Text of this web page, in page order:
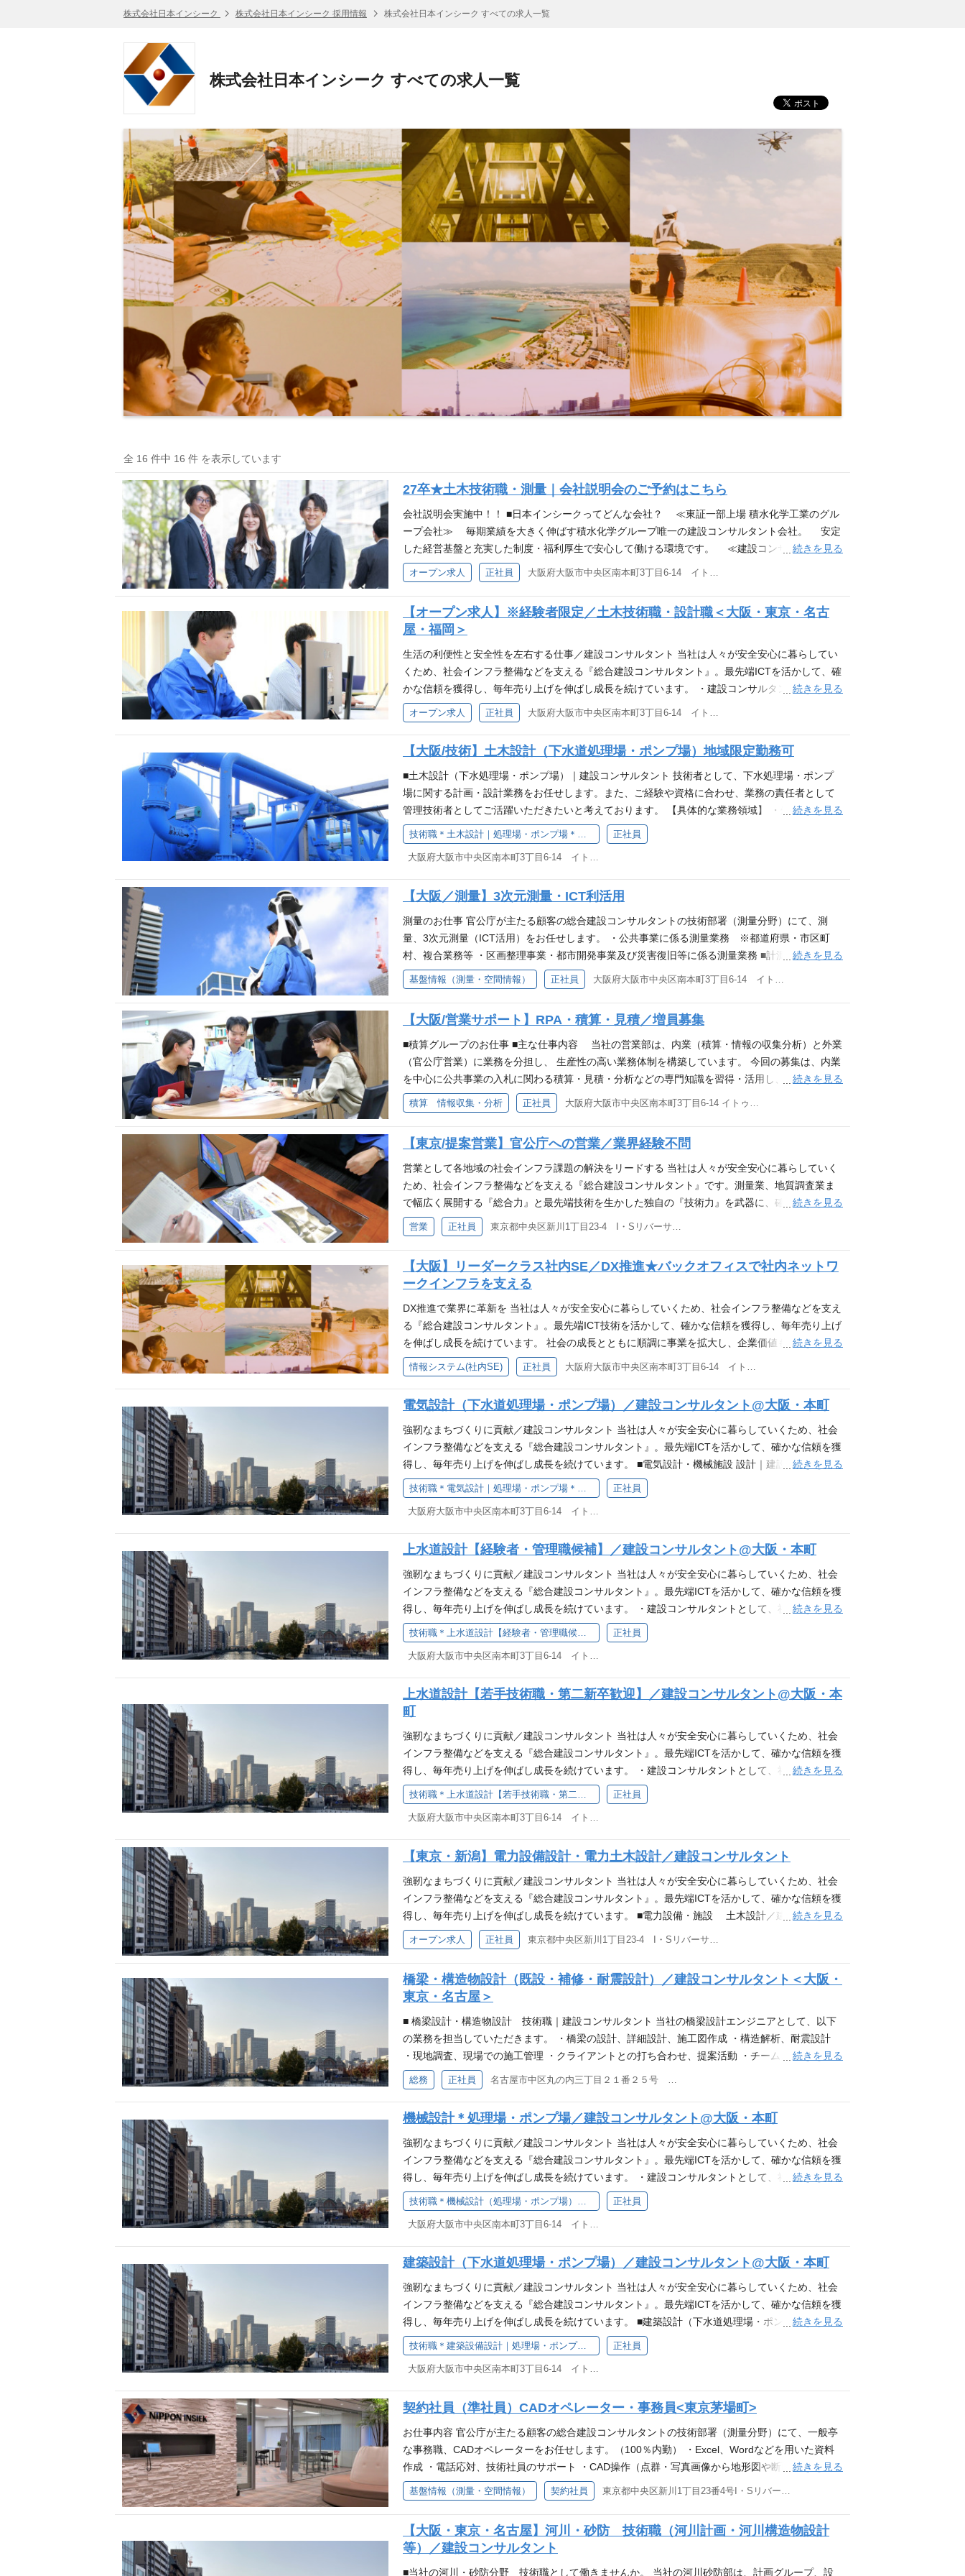
株式会社日本インシーク 株式会社日本インシーク 採用情報 株式会社日本インシーク すべての求人一覧
株式会社日本インシーク すべての求人一覧
全 16 件中 16 件 を表示しています
27卒★土木技術職・測量｜会社説明会のご予約はこちら
会社説明会実施中！！ ■日本インシークってどんな会社？ ≪東証一部上場 積水化学工業のグル
ープ会社≫ 毎期業績を大きく伸ばす積水化学グループ唯一の建設コンサルタント会社。 安定
した経営基盤と充実した制度・福利厚生で安心して働ける環境です。 ≪建設コンサルタント×I
CT（DX・AI）≫ 建設コンサルタント（計画・調査・設計・維持管理）の知見と、 最新ICT
を活用した空間情報技術を融合させることで、独自性を確立。 高精度な3次元測量データを設
計や維持管理に直結させ、効率化・高度化を実現しています。 ≪登録部門数17部門（21部門
中）≫ 幅広い分野に対応できる総合力は業界でも高水準。 多様なプロジェクトに挑戦・成長
できる環境があります。 ■現在積極募集中の分野 まちづくり、水インフラ（上下水道）、防災
（河川砂防・地質地盤・電力土木）、空間情報 ■会社説明会日程＜全日程オンライン説明会＞
3/10(火)10:30～12:00 3/13(金)16:00～17:30 3/17(火)16:00～17:30 3/19(木)16:00～17:30
3/23(月)16:00～17:30 3/25(水)10:30～12:00 3/30(月)16:00～17:30 ■採用中のエリア ・
東京 ・大阪 ■企業理念 Mission（ミッション｜企業の存在意義） 行き交う人びとの笑顔
のために Vision（ ビジョン｜目指す未来像） ・お客様を笑顔にする ・社員とその
家族を笑顔にする ・社会全体を笑顔にする 「仕事の成果で、どのように関わる人々を笑顔
にするか」 社員1人1人が日々考え、日常生活に必要不可欠なインフラを支えています。 高度
で幅広い事業展開を行い、変革するニーズに応える弊社で、社会の課題解決に向けて 一緒に働
きませんか？皆さまにお会いできることを楽しみにしています！ マイナビ2027 マイナビからご
応募の方はこちら
続きを見る
オープン求人 正社員
【オープン求人】※経験者限定／土木技術職・設計職＜大阪・東京・名古
屋・福岡＞
生活の利便性と安全性を左右する仕事／建設コンサルタント 当社は人々が安全安心に暮らしてい
くため、社会インフラ整備などを支える『総合建設コンサルタント』。最先端ICTを活かして、確
かな信頼を獲得し、毎年売り上げを伸ばし成長を続けています。 ・建設コンサルタントとして、
社会資本整備に携わりたい方 ・これまでの経験を専門分野で活かしたい方 ・これまでの経験を他
の分野で活かしたい方 経験者限定求人 ■土木設計コンサルタント技術者 ■空間情報コンサルタン
持管理などの業務をお任せします。 河川・砂防、港湾、防災環境 ∟河川施設点検調査、港湾施設
設計 ∟河川計画、護岸設計、河川構造物設計、砂防堰堤設計、危険水位設定・浸水想定区域図作
成など 上水道・下水道 ∟上水道における更新計画、計画設計、施設設計、耐震化設計、配管
設計など ∟下水道における計画、官きょ実施設計、ストックマネジメント計画、浸水・地震対策
事業など ∟ポンプ場・下水処理場のプランニング、耐震診断・補強設計、老朽化施設・設備の改
築基本・詳細設計 道路・交通 ∟交通計画、道路設計、電線共同溝設計、自転車道設計、標識
設計、法面設計など まちづくり計画 ∟都市・地域・交通・防災・建築等の計画および公
園・造成設計など 橋梁・構造物／調査・点検 ∟新設橋梁設計、橋梁予備設計、橋梁詳細設
計、耐震補強設計など ∟橋梁点検、補修設計、道路付属物点検(標識、照明柱等)、トンネル点検
基礎調査、ボーリング調査、土質標本・柱状図作成、橋梁基礎調査、解析など 空間情報コンサル
タント ∟計測技術を用いた地理空間情報の取得 ∟計測、計測データの解析・処理・加工とその利
活用 測量 ∟機器を活用した計測（土地の距離、角度、高低差など） ∟3次元測量技術 ※施工管理
職とは異なります。
続きを見る
オープン求人 正社員
【大阪/技術】土木設計（下水道処理場・ポンプ場）地域限定勤務可
■土木設計（下水処理場・ポンプ場）｜建設コンサルタント 技術者として、下水処理場・ポンプ
場に関する計画・設計業務をお任せします。また、ご経験や資格に合わせ、業務の責任者として
管理技術者としてご活躍いただきたいと考えております。 【具体的な業務領域】 ・処理場、ポン
プ場のストックマネジメント計画 ∟良好な施設維持のための、点検・調査、把握と評価による
中長期的な施設状態を予測した、維持管理、性能向上、改修・修繕 ・下水道施設・ポンプ場など
の建築設備設計 ∟下水処理場や汚水ポンプ場、雨水ポンプ場の基本設計、詳細設計、耐震診
断・補強設計等 ★現在頻度の多い業務 ・・・ 耐震診断、耐震補強設計 など ★現在頻度の少な
い業務・・・ 基本設計、ストックマネジメント計画 関連 ★出張頻度 ・・・ お客様打合せ等 2
回／月 程度（全国） 機械・電気設備について、社会ニーズの変化に対応した最適な設備計画、維
持管理計画、性能向上計画などを提案します。 ■その他 ・ご経験に応じて、若手技術者の育成・
指導もお任せします。 ・入社後フォローも充実で安心 ∟入社後3か月、6ヵ月を目途に定期面談
境を提供。
続きを見る
正社員
【大阪／測量】3次元測量・ICT利活用
測量のお仕事 官公庁が主たる顧客の総合建設コンサルタントの技術部署（測量分野）にて、測
量、3次元測量（ICT活用）をお任せします。 ・公共事業に係る測量業務 ※都道府県・市区町
村、複合業務等 ・区画整理事業・都市開発事業及び災害復旧等に係る測量業務 ■計測時に主に活
用するICT機器 ・MMS、LCMS、Imajbox …車を利用した地上での高速移動体計測 ・ステンシ
ル、VLX …人の手での簡易的計測 ・UAV計測 …空中からの計測 ・TLS …地上での固定計測
経験が浅い方でも丁寧に教えます。 ※月数回の出張があります。外出が好きな方、地形に興味の
ある方歓迎。 ※測量機器に興味のある方歓迎。 ※経験者優遇。 雇い入れ後の変更の範囲：会社
が指定する範囲
続きを見る
基盤情報（測量・空間情報） 正社員
【大阪/営業サポート】RPA・積算・見積／増員募集
■積算グループのお仕事 ■主な仕事内容 当社の営業部は、内業（積算・情報の収集分析）と外業
（官公庁営業）に業務を分担し、 生産性の高い業務体制を構築しています。 今回の募集は、内業
を中心に公共事業の入札に関わる積算・見積・分析などの専門知識を習得・活用し、顧客（官公
庁）との繋がりを持つ第一歩目を担うポジションです。 ・官公庁から公表される入札に関する公
募情報収集（RPAを利用） ・発注情報の確認、社内関係部署への情報展開 ・入札参加資料の作成
・社内の入札案件情報の管理 ・情報収集結果に基づいた検証/分析 ・発注者（官公庁）の設計書
を基にした数量の洗い出し、仕様書の洗い出し ・Excelや専用ソフトを使用した積算業務 ★入社
後フォローも充実で安心 ∟入社後3か月、6ヵ月を目途に定期面談を実施。 自由に利用可能
な「なんでも相談室」も設置。”一人で抱えない・悩まない”職場環境を提供。 ▼ 充実した育成環
境 ～若手技術者の育成～ ◎技術本部による定期的な技術関連講習会・研修会、部署横断の若手
勉強会などを実施 ◎社会人・組織人としてスキルアップのために ∟入社後6ヵ月以内の入社者
研修（1day）や階層ごとの階層別研修を実施
続きを見る
積算 情報収集・分析 正社員
【東京/提案営業】官公庁への営業／業界経験不問
営業として各地域の社会インフラ課題の解決をリードする 当社は人々が安全安心に暮らしていく
ため、社会インフラ整備などを支える『総合建設コンサルタント』です。測量業、地質調査業ま
で幅広く展開する『総合力』と最先端技術を生かした独自の『技術力』を武器に、確かな信頼を
獲得することで安定した基盤を作り、成長を続けています。 営業部のお仕事 営業対象：担当エリ
ア内の官公庁（街づくり・社会インフラ整備の担当窓口） 業務内容：■定期訪問先での提案 ■顧
客管理 ■営業企画 ■情報収集■受注業務の管理 ■入札対応 担当エリアを中心に週1～月1のペー
スで定期訪問し、受注に向けた提案をお願いします。 ※入社後は6カ月～1年程のOJT期間があり
ます。様々な分野の経験者が活躍していますので、業界未経験の方もご安心ください。 課題解決
に寄り添うコンサルタント 顧客課題と社会課題、両方の解決につながる最適な提案と、受注後の
プロジェクトの進行を社内・社外でサポートするのが私たちの仕事です。 プロジェクトのスター
ト段階から最後まで携わることができるのも、この仕事の魅力。顧客や社内の技術者とのこまめ
なコミュニケーションを通してプロジェクトを成功に導きます。
続きを見る
営業 正社員
【大阪】リーダークラス社内SE／DX推進★バックオフィスで社内ネットワ
ークインフラを支える
DX推進で業界に革新を 当社は人々が安全安心に暮らしていくため、社会インフラ整備などを支え
る『総合建設コンサルタント』。最先端ICT技術を活かして、確かな信頼を獲得し、毎年売り上げ
を伸ばし成長を続けています。 社会の成長とともに順調に事業を拡大し、企業価値も高まってい
る当社で、IT技術で内部を支える新たな仲間を募集します！ 募集の背景／社内SEのしごと 現在会
社全体でDX推進に取り組み、生産性の向上と業務効率化の仕組みづくりを進めています。 それに
人材が必要です。キャリアアップや職種チェンジを当社で叶えませんか。 社内SE担当としてDX
推進に伴う情報化戦略の企画・推進、社内ITインフラ・業務システムの運用管理、ヘルプデスク
業務をお任せします。 ・社内システム（サーバ、ネットワーク、他）の整備や企画 ・社内システ
ム導入に伴う社内調整とベンダーコントロール ・ソフトウェアのライセンス管理 ・情報セキュリ
ティ教育 ・情報資産の調達と管理 ※上記の業務内容は情報システム部内で担当する業務の例で
す。 ご経験やスキルに応じて得意分野からご担当いただき、少しずつマルチにご活躍いただき
ます 「ありがとう」の声がやりがいに繋がる 当社は全社的にDX推進に取り組み、積極的なIT投
資により業務システムの構築・導入・内製化、クラウドサービス等のITの利活用による業務効率
化の仕組み作りを進めています。 情報化戦略の立案から、ITによる業務支援・システム構築、社
内ITインフラの整備、ベンダーコントロールまで、幅広く担当しながらスキルアップができま
す。 社内の業務改善やコスト削減などに影響を与えるITシステムの構築・運用に至るまでは、
様々な困難があることも・・・ しかしながら、導入・運用後の社員から「使いやすくなったよ、
会社の経営状態に大きく影響を与えることがあるため、いろいろな角度からやりがいを感じるこ
とができます。 日頃は社員の困りごとの解決など、小さな業務もありますが、その一つひとつも
続きを見る
情報システム(社内SE) 正社員
電気設計（下水道処理場・ポンプ場）／建設コンサルタント@大阪・本町
強靭なまちづくりに貢献／建設コンサルタント 当社は人々が安全安心に暮らしていくため、社会
インフラ整備などを支える『総合建設コンサルタント』。最先端ICTを活かして、確かな信頼を獲
得し、毎年売り上げを伸ばし成長を続けています。 ■電気設計・機械施設 設計｜建設コンサルタ
ント 下水道処理場・ポンプ場設計のうち電気や機械設備に関連する技術者としてコンサルティン
グ業務をお任せします。 技術士を保有の場合は、業務の責任者として管理技術者をお任せしま
す。 【主な領域】 ●下水道、工業用水道、上水道施設等のプラント電気設計 ・上水道施設 ∟浄
水場や送水・配水ポンプ場の詳細設計、診断、基本設計等 ・下水道施設 ∟下水処理場や汚水ポ
ンプ場、雨水ポンプ場の詳細設計、診断、基本設計等 ・処理場、ポンプ場のストックマネジメン
ト計画 ∟良好な施設維持のための、点検・調査、把握と評価による中長期的な施設状態を予測
した、維持管理、性能向上、改修・修繕 ・受変電設備、監視制御設備の計画・設計 ★現在頻度の
多い業務 ・・・ 詳細設計、ストックマネジメント計画等 ★現在頻度の少ない業務・・・ 基本
て、社会ニーズの変化に対応した最適な設備計画、維持管理計画、性能向上計画などを提案しま
す。 ■その他 ・ご経験に応じて、若手技術者の育成・指導もお任せします。 ・入社後フォローも
相談室」も設置。”一人で抱えない・悩まない”職場環境を提供。 ▼ 充実した育成環境 ～若手技
術者の育成～ ◎技術力アップのために ∟部内でのOJT教育（3年程度）に加え、技術本部によ
スキルアップのために ∟入社後6ヵ月以内の入社者研修（1day）や階層ごとの階層別研修を実
施
続きを見る
正社員
上水道設計【経験者・管理職候補】／建設コンサルタント@大阪・本町
強靭なまちづくりに貢献／建設コンサルタント 当社は人々が安全安心に暮らしていくため、社会
インフラ整備などを支える『総合建設コンサルタント』。最先端ICTを活かして、確かな信頼を獲
得し、毎年売り上げを伸ばし成長を続けています。 ・建設コンサルタントとして、社会資本整備
に携わりたい方 ・これまでの経験を専門分野で活かしたい方 ・これまでの経験を他の分野で活か
したい方 ■上水道設計＊経験者・管理職候補｜建設コンサルタント 主に上水道に関する調査、計
画、設計全般の業務をお任せします。 弊社の上水道分野における、主なお客様は二次官庁および
三次官庁です。 部署をリードする業務責任者として、お客様とのお打合せから設計補助、 協力会
社の調整等の指示や、成果品納品までの業務をお任せします。 【主な業務領域】 水道施設の建
設、維持管理と改築・更新、水道施設の健全化に向けて、主に調査、計画、設計業務を行いま
す。 詳細設計 ※受注強化中 ・配管設計（小口径・中大口径）、推進設計 ∟各種水道施設や
貯水池・ダム、導水管、浄水場、送水管、配水管など ∟既存施設の耐震化、改築設計 ∟浄水
場の工程管理（急速濾過＋高度処理技術、膜処理技術等） 計画設計 ・基本設計、基本計画業務、
（PI）による経営評価、経営戦略見直し業務 ★出張頻度 ・・・ お客様打合せとして2～6回／月
（全国 ※受注により変動あり） まずは、業務責任者として受注案件に合わせて業務をお任せし
経験に応じて若手技術職の育成・指導もお任せします。 ＊＊やりがい＊＊ - 地域の水の安全性と
を向上させる設計に挑戦することができます。 - 自分の設計が地域社会に貢献し、水の安全性を
高めることで、大きな達成感を得ることができます。 - チームメンバーやクライアントとの協力
により、プロジェクトの成功に貢献することで、尊敬と信頼を得ることができます。
続きを見る
正社員
上水道設計【若手技術職・第二新卒歓迎】／建設コンサルタント@大阪・本
町
強靭なまちづくりに貢献／建設コンサルタント 当社は人々が安全安心に暮らしていくため、社会
インフラ整備などを支える『総合建設コンサルタント』。最先端ICTを活かして、確かな信頼を獲
得し、毎年売り上げを伸ばし成長を続けています。 ・建設コンサルタントとして、社会資本整備
に携わりたい方 ・これまでの経験を専門分野で活かしたい方 ・これまでの経験を他の分野で活か
したい方 ■上水道設計＊若手技術者・第二新卒｜建設コンサルタント 主に上水道に関する調査、
計画、設計全般の業務をお任せします。 弊社の上水道分野における、主なお客様は二次官庁およ
び三次官庁です。 次世代を担う若手技術者として、先輩社員や技師長から育成指導を受け コツコ
ツとレベルアップが可能です！ 【主な業務領域】 水道施設の建設、維持管理と改築・更新、水道
施設の健全化に向けて、主に調査、計画、設計業務を行います。まずは、チームのメンバーとし
てご経験や能力に合わせて業務をお任せするのでご安心ください。 ▼日本インシークの主な上水
道分野 詳細設計 ※受注強化中 ・配管設計（小口径・中大口径）、推進設計 ∟各種水道施設
水場の工程管理（急速濾過＋高度処理技術、膜処理技術等） 計画設計 ・基本設計、基本計画業
標（PI）による経営評価、経営戦略見直し業務 ★出張頻度 ・・・ お客様打合せとして1～6回／
月（全国 ※受注により変動あり） ▼ 充実した育成環境 ◎技術力アップのために ∟部内での
勉強会などを実施 ◎社会人・組織人としてスキルアップのために ∟入社後6ヵ月以内の入社者
研修（1day）や階層ごとの階層別研修を実施 ◎入社後フォローも充実で安心 ∟入社後3か月、
6ヵ月を目途に定期面談を実施。 自由に利用可能な「なんでも相談室」も設置。”一人で抱え
ない・悩まない”職場環境を提供。
続きを見る
正社員
【東京・新潟】電力設備設計・電力土木設計／建設コンサルタント
強靭なまちづくりに貢献／建設コンサルタント 当社は人々が安全安心に暮らしていくため、社会
インフラ整備などを支える『総合建設コンサルタント』。最先端ICTを活かして、確かな信頼を獲
得し、毎年売り上げを伸ばし成長を続けています。 ■電力設備・施設 土木設計／建設コンサル
タント 電力設備のうち、構造計算関連を主体とする技術者として、建設コンサルタント業務をお
任せします。技術士を保有の場合は、業務の責任者として管理技術者をお任せします。 ●こんな
人を歓迎します 構造計算 ボックスカルバートや橋台などの専用プログラムを使用せず、ご自身
で構造モデル作成の経験または技量を有する人。 ●こんな人も活躍できます 当部では設計委託業
務に現場調査が含まれる場合が多く、 専任監視員（災害防止責任者）を常駐させる必要があり、
その業務に従事できる人。 現地調査前：調査安全計画書の作成または補助、発注者との事前安全
会議の参加 現地調査時：発注者・調査業者との連絡調整、現地安全管理（TBMの実施） 現地調査
後：現地調査写真の整理 等 ★出張頻度 ・・・ 年平均 1回／月 程度（全国）※現地踏査
および顧客打合せ等 ■その他 ・新卒、第二新卒歓迎 ・ご経験に応じて、若手技術者の育成・指導
もお任せします。 ・入社後、電力設備に関する講習会を3階程度実施します。
続きを見る
オープン求人 正社員
橋梁・構造物設計（既設・補修・耐震設計）／建設コンサルタント＜大阪・
東京・名古屋＞
■ 橋梁設計・構造物設計 技術職｜建設コンサルタント 当社の橋梁設計エンジニアとして、以下
の業務を担当していただきます。 ・橋梁の設計、詳細設計、施工図作成 ・構造解析、耐震設計
・現地調査、現場での施工管理 ・クライアントとの打ち合わせ、提案活動 ・チームと連携し、プ
ロジェクトの進捗を管理します。 ・技術的な観点から解決策を見出し、提案します。 ・設計に関
する文書や報告書の作成 ・最新の技術や規制に関する知識を継続的に学習し、業務に活かしま
の設計を通し、 社会インフラを支える重要な役割を担います。 ■技術的挑戦 橋梁・構造物設
計において、地形、材料、コスト、安全性、耐久性など、これらの要素を バランス良く考慮し
ながら最適な設計を行い、技術的な挑戦ができます。 ■チームワーク 一つの橋を設計し、建設
するためには、様々な関係者が協力が必要です。 仲間やクライアントと共に共同業務の中で成
長することができます。 ＊＊日本インシークならではの最先端ICTの利活用＊＊ - 最新のICT（情
報通信技術）を活用し、設計プロセスを効率化に取り組んでいます！ - BIM（Building Information
Modeling）やCADソフトウェアを駆使して、設計や解析を実施！ ▼若手もベテランも入社後安心
して働きつづけられる環境 ◎入社後フォローも充実で安心 ∟入社後3か月、6ヵ月を目途に定期
面談を実施。 自由に利用可能な「なんでも相談室」も設置。”一人で抱えない・悩まない”職
場環境を提供。
続きを見る
総務 正社員
機械設計＊処理場・ポンプ場／建設コンサルタント@大阪・本町
強靭なまちづくりに貢献／建設コンサルタント 当社は人々が安全安心に暮らしていくため、社会
インフラ整備などを支える『総合建設コンサルタント』。最先端ICTを活かして、確かな信頼を獲
得し、毎年売り上げを伸ばし成長を続けています。 ・建設コンサルタントとして、社会資本整備
に携わりたい方 ・これまでの経験を専門分野で活かしたい方 ・これまでの経験を他の分野で活か
したい方 ■機械設計（処理場・ポンプ場）｜建設コンサルタント 下水道処理場・ポンプ場のう
ち、主に機械に関連するコンサルティング業務をお任せします。 技術士を保有の場合は、業務の
責任者として管理技術者をお任せします。 【主な領域】 ・下水道処理場・ポンプ場など ∟下
水処理場や汚水ポンプ場、雨水ポンプ場の基本設計、詳細設計、診断 ・処理場、ポンプ場のスト
ックマネジメント計画 ∟良好な施設維持のための、点検・調査、把握と評価による中長期的な
施設状態を予測した、維持管理、改修・修繕 ★頻度が多い業務 ・・・ 詳細設計、ストックマネ
ジメント計画 など ★頻度が低い業務 ・・・ 基本設計 関連 ★出張頻度 ・・・ お客様打合
計画、維持管理計画、性能向上計画などを提案します。 ■その他 ・ご経験に応じて、若手技術者
の育成・指導もお任せします。 ・入社後フォローも充実で安心 ∟入社後3か月、6ヵ月を目途に
い”職場環境を提供。
続きを見る
正社員
建築設計（下水道処理場・ポンプ場）／建設コンサルタント@大阪・本町
強靭なまちづくりに貢献／建設コンサルタント 当社は人々が安全安心に暮らしていくため、社会
インフラ整備などを支える『総合建設コンサルタント』。最先端ICTを活かして、確かな信頼を獲
得し、毎年売り上げを伸ばし成長を続けています。 ■建築設計（下水道処理場・ポンプ場）｜建
設コンサルタント 下水道処理場・ポンプ場設計のうち、主に建築設備設計に関連する技術者とし
てコンサルティング業務をお任せします。 ご経験に応じて、若手技術者の指導や管理もお任せし
ます。 【主な領域】 ・下水道施設・ポンプ場など ∟下水処理場や汚水ポンプ場、雨水ポンプ
場の基本設計、詳細設計、耐震診断・補強設計等 ・処理場、ポンプ場のストックマネジメント計
画 ∟良好な施設維持のための、点検・調査、把握と評価による中長期的な施設状態を予測し
た、維持管理、性能向上、改修・修繕 ★現在頻度の多い業務 ・・・ 耐震診断、耐震補強設計
など ★現在頻度の少ない業務・・・ 基本設計、ストックマネジメント計画 関連 ★出張頻
度 ・・・ お客様打合せ等 2～6回／月 程度（全国） 機械・電気設備について、社会ニーズの変
験に応じて、若手技術者の育成・指導もお任せします。 ・入社後フォローも充実で安心 ∟入社
人で抱えない・悩まない”職場環境を提供。
続きを見る
技術職＊建築設備設計｜処理場・ポンプ場＊／建設コンサルタント技術職＜大阪・本町＞ 正社員
契約社員（準社員）CADオペレーター・事務員<東京茅場町>
お仕事内容 官公庁が主たる顧客の総合建設コンサルタントの技術部署（測量分野）にて、一般亭
な事務職、CADオペレーターをお任せします。（100％内勤） ・Excel、Wordなどを用いた資料
作成 ・電話応対、技術社員のサポート ・CAD操作（点群・写真画像から地形図や断面図の作成）
CAD操作は未経験でも構いません。 入社後はまずは、一般的な事務業務から始めていただきま
す。 ※CAD操作は入社後丁寧に教えます。
続きを見る
基盤情報（測量・空間情報） 契約社員
【大阪・東京・名古屋】河川・砂防 技術職（河川計画・河川構造物設計
等）／建設コンサルタント
■当社の河川・砂防分野 技術職として働きませんか。 当社の河川砂防部は、計画グループ、設